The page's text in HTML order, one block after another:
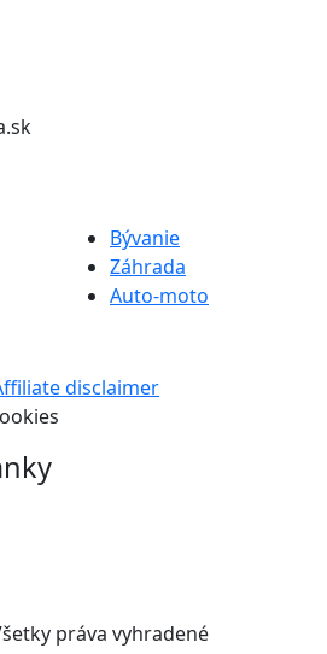
Bývanie
Záhrada
Auto-moto
disclaimer
práva vyhradené